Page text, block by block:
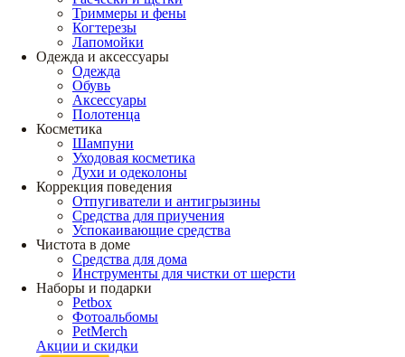
Триммеры и фены
Когтерезы
Лапомойки
Одежда и аксессуары
Одежда
Обувь
Аксессуары
Полотенца
Косметика
Шампуни
Уходовая косметика
Духи и одеколоны
Коррекция поведения
Отпугиватели и антигрызины
Средства для приучения
Успокаивающие средства
Чистота в доме
Средства для дома
Инструменты для чистки от шерсти
Наборы и подарки
Petbox
Фотоальбомы
PetMerch
Акции и скидки